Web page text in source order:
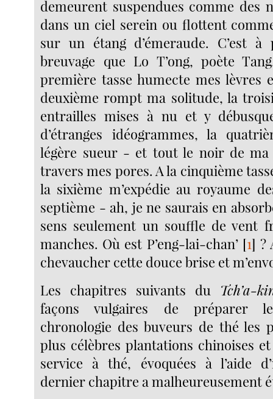
demeurent suspendues comme des
dans un ciel serein ou flottent
sur un étang d’émeraude. C’est à
breuvage que Lo T’ong, poète
première tasse humecte mes lèvres
deuxième rompt ma solitude, la
entrailles mises à nu et y
d’étranges idéogrammes, la
légère sueur - et tout le noir de ma
travers mes pores. A la cinquième
la sixième m’expédie au royaume
septième - ah, je ne saurais en
sens seulement un souffle de vent
manches. Où est P’eng-lai-chan’[1] ?
chevaucher cette douce brise et
Les chapitres suivants du Tch’a-
façons vulgaires de préparer
chronologie des buveurs de thé les
plus célèbres plantations chinoises
service à thé, évoquées à l’aide
dernier chapitre a malheureusement